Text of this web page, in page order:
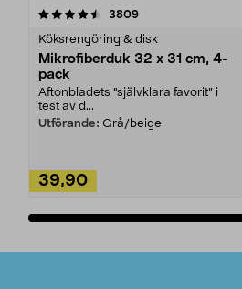
3809recensioner
Köksrengöring & disk
Mikrofiberduk 32 x 31 cm, 4-
pack
Aftonbladets "självklara favorit” i
test av d...
Utförande: Grå/beige
39,90
4.0av 5 stjärnor